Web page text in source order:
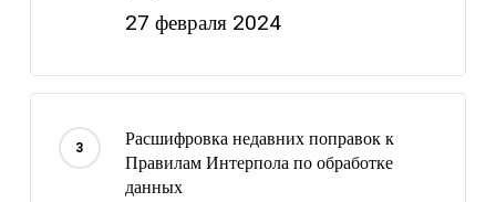
27 февраля 2024
Расшифровка недавних поправок к
Правилам Интерпола по обработке
данных